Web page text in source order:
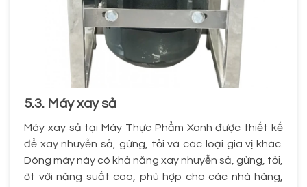
5.3. Máy xay sả
Máy xay sả tại Máy Thực Phẩm Xanh được thiết kế
để xay nhuyễn sả, gừng, tỏi và các loại gia vị khác.
Dòng máy này có khả năng xay nhuyễn sả, gừng, tỏi,
ớt với năng suất cao, phù hợp cho các nhà hàng,